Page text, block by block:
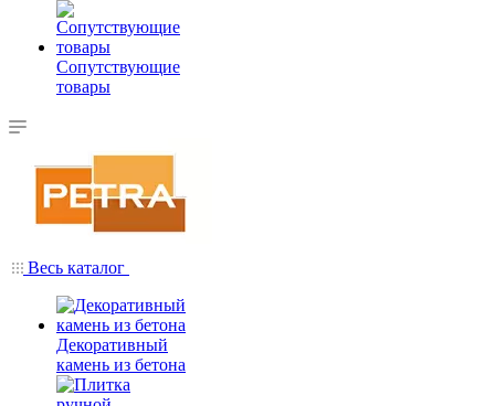
Сопутствующие
товары
Весь каталог
Декоративный
камень из бетона